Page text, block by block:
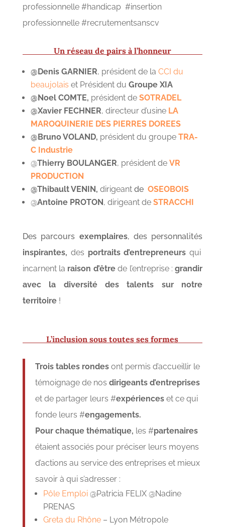
professionnelle #handicap #insertion
professionnelle #recrutementsanscv
Un réseau de pairs à l’honneur
@Denis GARNIER, président de la CCI du
beaujolais et Président du Groupe XIA
@Noel COMTE, président de SOTRADEL
@Xavier FECHNER, directeur d’usine LA
MAROQUINERIE DES PIERRES DOREES
@Bruno VOLAND, président du groupe TRA-
C Industrie
@Thierry BOULANGER, président de VR
PRODUCTION
@Thibault VENIN, dirigeantde OSEOBOIS
@Antoine PROTON, dirigeant de STRACCHI
Des parcours exemplaires, des personnalités
inspirantes, des portraits d’entrepreneurs qui
incarnent la raison d’êtrede l’entreprise :grandir
avec la diversité des talents sur notre
territoire!
L’inclusion sous toutes ses formes
Trois tables rondes ont permis d’accueillir le
témoignage de nos dirigeants d’entreprises
et de partager leurs #expérienceset ce qui
fonde leurs #engagements.
Pour chaque thématique, les #partenaires
étaient associés pour préciser leurs moyens
d’actions au service des entreprises et mieux
savoir à qui s’adresser :
Pôle Emploi @Patricia FELIX @Nadine
PRENAS
Greta du Rhône– Lyon Métropole